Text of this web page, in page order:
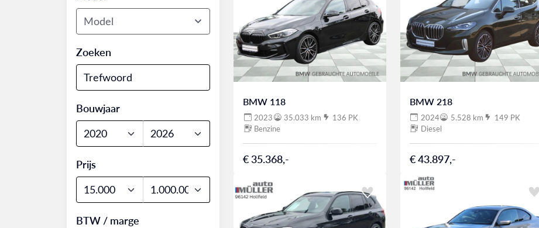
Model
Zoeken
Bouwjaar
Prijs
BTW / marge
BMW 118
2023 35.033 km
136 PK
Benzine
€ 35.368,-
BMW 218
2024 5.528 km
149 PK
Diesel
€ 43.897,-